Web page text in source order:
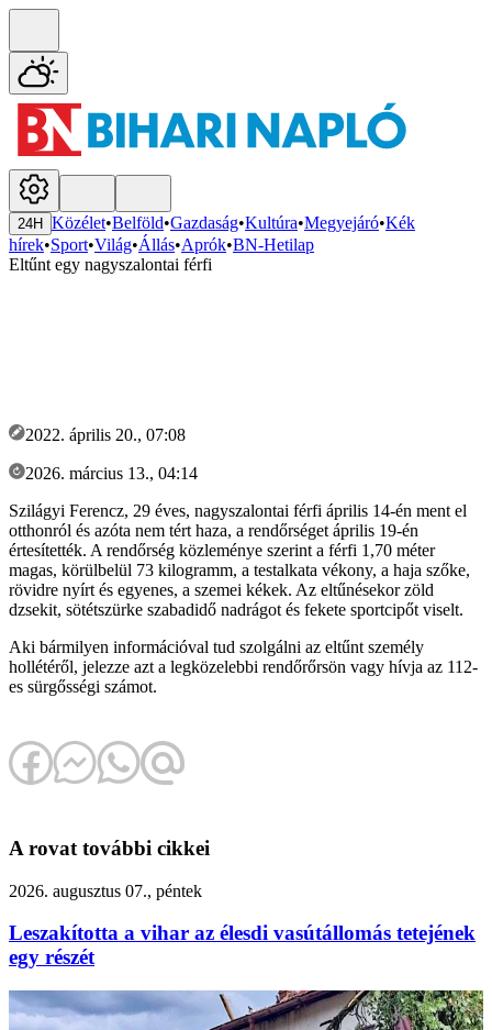
24H Közélet•Belföld•Gazdaság•Kultúra•Megyejáró•Kék
hírek•Sport•Világ•Állás•Aprók•BN-Hetilap
Eltűnt egy nagyszalontai férfi
2022. április 20., 07:08
2026. március 13., 04:14
Szilágyi Ferencz, 29 éves, nagyszalontai férfi április 14-én ment el
otthonról és azóta nem tért haza, a rendőrséget április 19-én
értesítették. A rendőrség közleménye szerint a férfi 1,70 méter
magas, körülbelül 73 kilogramm, a testalkata vékony, a haja szőke,
rövidre nyírt és egyenes, a szemei kékek. Az eltűnésekor zöld
dzsekit, sötétszürke szabadidő nadrágot és fekete sportcipőt viselt.
Aki bármilyen információval tud szolgálni az eltűnt személy
hollétéről, jelezze azt a legközelebbi rendőrőrsön vagy hívja az 112-
es sürgősségi számot.
A rovat további cikkei
2026. augusztus 07., péntek
Leszakította a vihar az élesdi vasútállomás tetejének
egy részét